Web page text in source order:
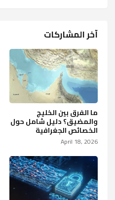
آخر المشاركات
ما الفرق بين الخليج
والمضيق؟ دليل شامل حول
الخصائص الجغرافية
April 18, 2026